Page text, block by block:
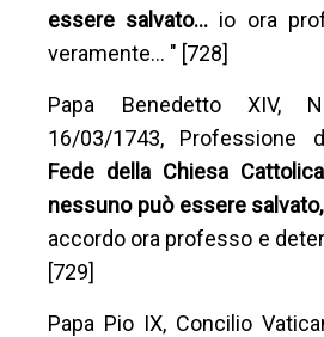
essere salvato… io ora
veramente… " [728]
Papa Benedetto XIV,
16/03/1743, Professione
Fede della Chiesa
nessuno può essere salvato,
accordo ora professo e
[729]
Papa Pio IX, Concilio